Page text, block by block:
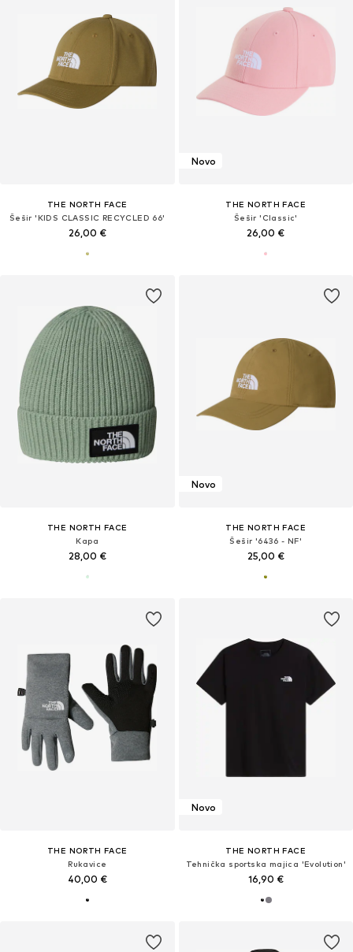
THE NORTH FACE
Šešir 'KIDS CLASSIC RECYCLED 66'
26,00 €
Novo
THE NORTH FACE
Šešir 'Classic'
26,00 €
THE NORTH FACE
Kapa
28,00 €
Novo
THE NORTH FACE
Šešir '6436 - NF'
25,00 €
THE NORTH FACE
Rukavice
40,00 €
Novo
THE NORTH FACE
Tehnička sportska majica 'Evolution'
16,90 €